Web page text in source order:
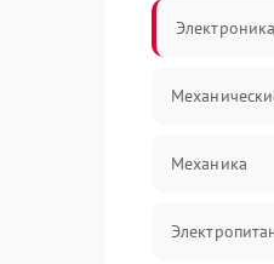
Электроника
Механика